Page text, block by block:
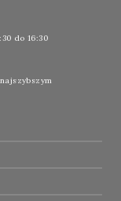
do 16:30